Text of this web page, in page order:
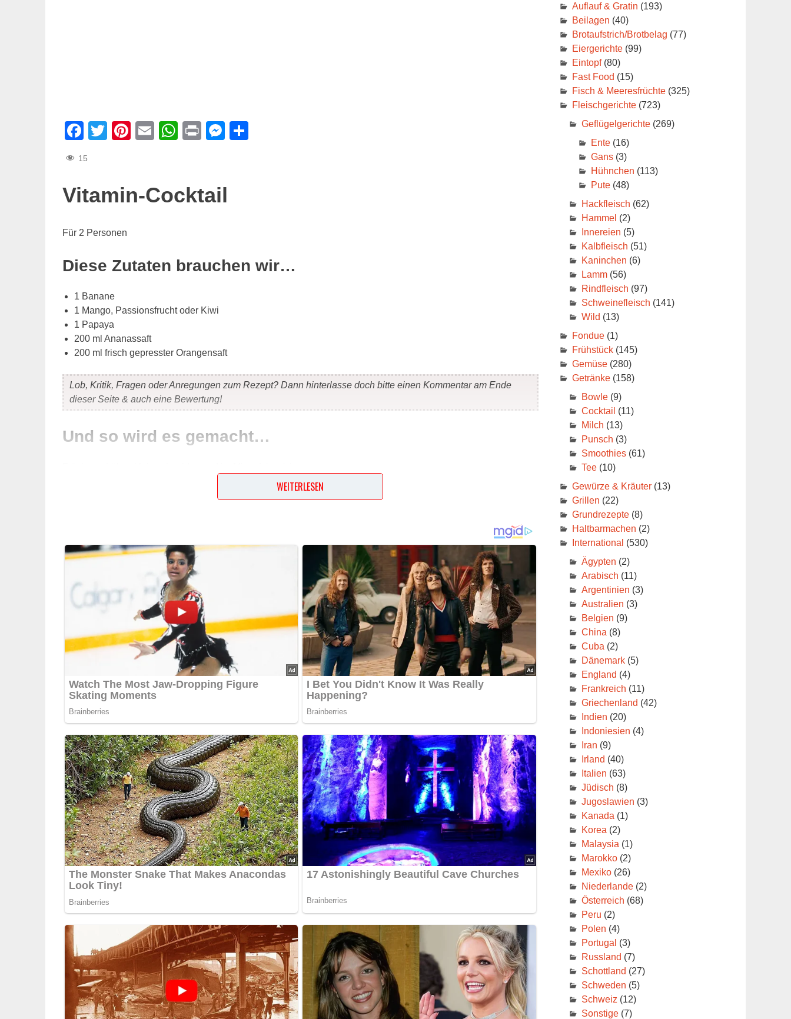
Facebook
Twitter
Pinterest
EmailWhatsApp
PrintMessenger
Teilen
15
Vitamin-Cocktail
Für 2 Personen
Diese Zutaten brauchen wir…
1 Banane
1 Mango, Passionsfrucht oder Kiwi
1 Papaya
200 ml Ananassaft
200 ml frisch gepresster Orangensaft
Lob, Kritik, Fragen oder Anregungen zum Rezept? Dann hinterlasse doch bitte einen Kommentar am Ende
dieser Seite & auch eine Bewertung!
Und so wird es gemacht…
Mit Saft aufgießen und noch einmal kräftig durchmixen.
5/5(1 Bewertung)
WEITERLESEN
Auflauf & Gratin (193)
Beilagen (40)
Brotaufstrich/Brotbelag (77)
Eiergerichte(99)
Eintopf(80)
Fast Food (15)
Fisch & Meeresfrüchte(325)
Fleischgerichte(723)
Geflügelgerichte(269)
Ente(16)
Gans(3)
Hühnchen (113)
Pute(48)
Hackfleisch (62)
Hammel (2)
Innereien (5)
Kalbfleisch (51)
Kaninchen (6)
Lamm(56)
Rindfleisch (97)
Schweinefleisch (141)
Wild (13)
Fondue(1)
Frühstück(145)
Gemüse(280)
Getränke(158)
Bowle(9)
Cocktail (11)
Milch (13)
Punsch (3)
Smoothies(61)
Tee(10)
Gewürze & Kräuter(13)
Grillen (22)
Grundrezepte(8)
Haltbarmachen (2)
International (530)
Ägypten (2)
Arabisch (11)
Argentinien (3)
Australien (3)
Belgien (9)
China (8)
Cuba (2)
Dänemark(5)
England (4)
Frankreich (11)
Griechenland (42)
Indien (20)
Indoniesien (4)
Iran (9)
Irland (40)
Italien (63)
Jüdisch (8)
Jugoslawien (3)
Kanada (1)
Korea (2)
Malaysia (1)
Marokko(2)
Mexiko(26)
Niederlande(2)
Österreich (68)
Peru (2)
Polen (4)
Portugal (3)
Russland (7)
Schottland (27)
Schweden (5)
Schweiz (12)
Sonstige(7)